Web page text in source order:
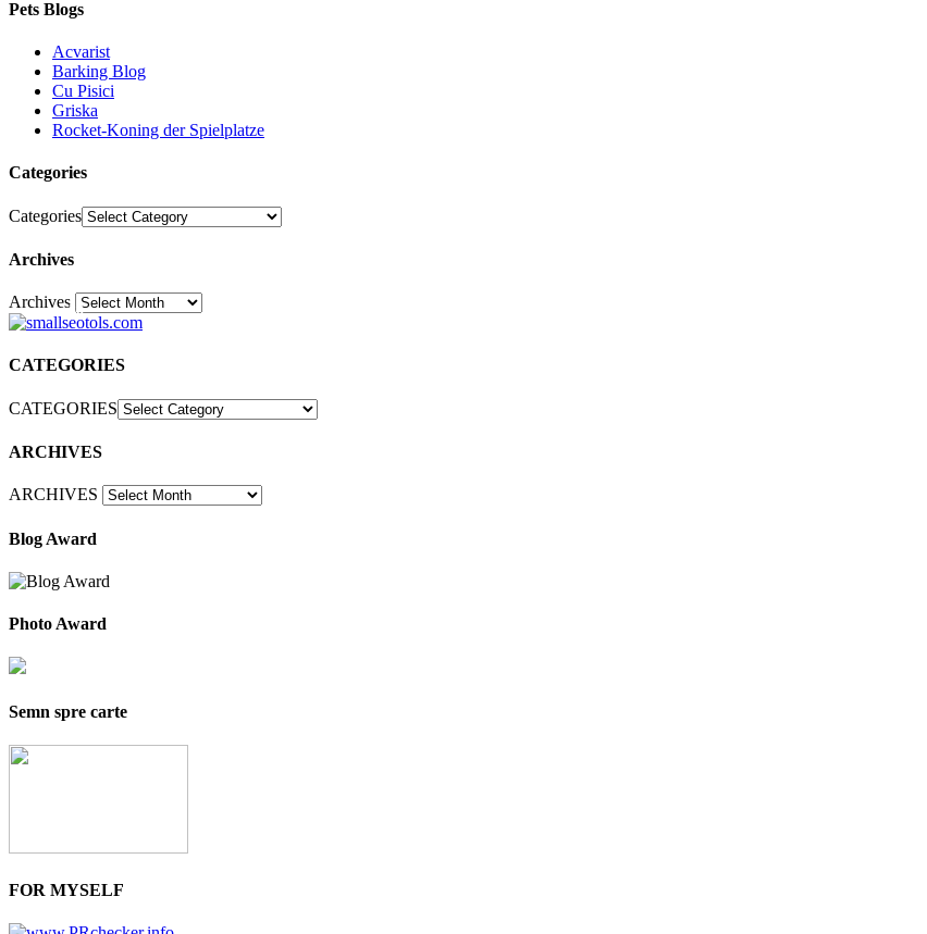
Pets Blogs
Acvarist
Barking Blog
Cu Pisici
Griska
Rocket-Koning der Spielplatze
Categories
Categories
Archives
Archives30
CATEGORIES
CATEGORIES
ARCHIVES
ARCHIVES
Blog Award
Photo Award
Semn spre carte
FOR MYSELF